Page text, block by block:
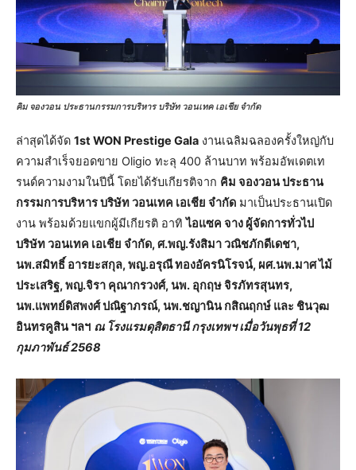
คิม จองวอน ประธานกรรมการบริหาร บริษัท วอนเทค เอเชีย จำกัด
ล่าสุดได้จัด 1st WON Prestige Gala งานเฉลิมฉลองครั้งใหญ่กับ
ความสำเร็จยอดขาย Oligio ทะลุ 400 ล้านบาท พร้อมอัพเดตเท
รนด์ความงามในปีนี้ โดยได้รับเกียรติจาก คิม จองวอน ประธาน
กรรมการบริหาร บริษัท วอนเทค เอเชีย จำกัด มาเป็นประธานเปิด
งาน พร้อมด้วยแขกผู้มีเกียรติ อาทิไอแซค จาง ผู้จัดการทั่วไป
บริษัท วอนเทค เอเชีย จำกัด, ศ.พญ.รังสิมา วณิชภักดีเดชา,
นพ.สมิทธิ์ อารยะสกุล, พญ.อรุณี ทองอัครนิโรจน์, ผศ.นพ.มาศ ไม้
ประเสริฐ, พญ.จิรา คุณากรวงศ์, นพ. อุกฤษ จิรภัทรสุนทร,
นพ.แพทย์ดิสพงศ์ ปณิฐาภรณ์, นพ.ชญานิน กสิณฤกษ์ และ ชินวุฒ
อินทรคูสิน ฯลฯ ณ โรงแรมดุสิตธานี กรุงเทพฯ เมื่อวันพุธที่ 12
กุมภาพันธ์ 2568